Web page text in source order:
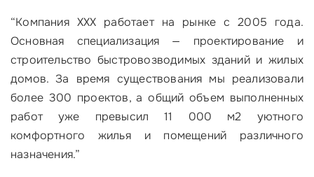
“Компания ХХХ работает на рынке с 2005 года.
Основная специализация — проектирование и
строительство быстровозводимых зданий и жилых
домов. За время существования мы реализовали
более 300 проектов, а общий объем выполненных
работ уже превысил 11 000 м2 уютного
комфортного жилья и помещений различного
назначения.”